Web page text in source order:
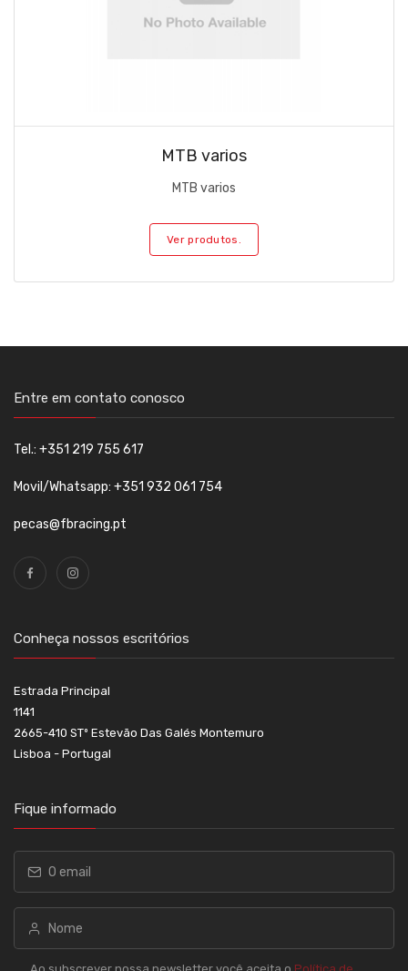
MTB varios
MTB varios
Ver produtos.
Entre em contato conosco
Tel.: +351 219 755 617
Movil/Whatsapp: +351 932 061 754
pecas@fbracing.pt
Conheça nossos escritórios
Estrada Principal
1141
2665-410 STº Estevão Das Galés Montemuro
Lisboa - Portugal
Fique informado